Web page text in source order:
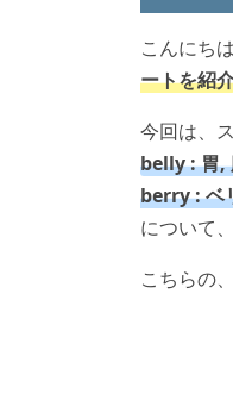
こんにち
ートを紹
今回は、
belly : 胃,
berry : ベ
について
こちらの、